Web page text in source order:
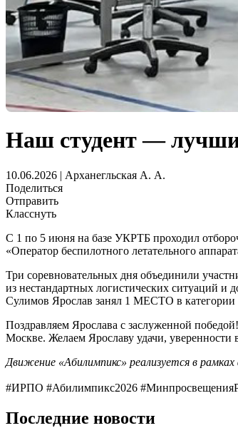
Наш студент —
10.06.2026 | Арханегльская А. А.
Поделиться
Отправить
Класснуть
С 1 по 5 июня на базе УКРТБ проходил
«Оператор беспилотного летательного
Три соревновательных дня объединили
из нестандартных логистических ситуаций и
Сулимов Ярослав занял 1 МЕСТО в категории
Поздравляем Ярослава с заслуженной
Москве. Желаем Ярославу удачи,
Движение «Абилимпикс» реализуется в
#ИРПО #Абилимпикс2026
Последние новости